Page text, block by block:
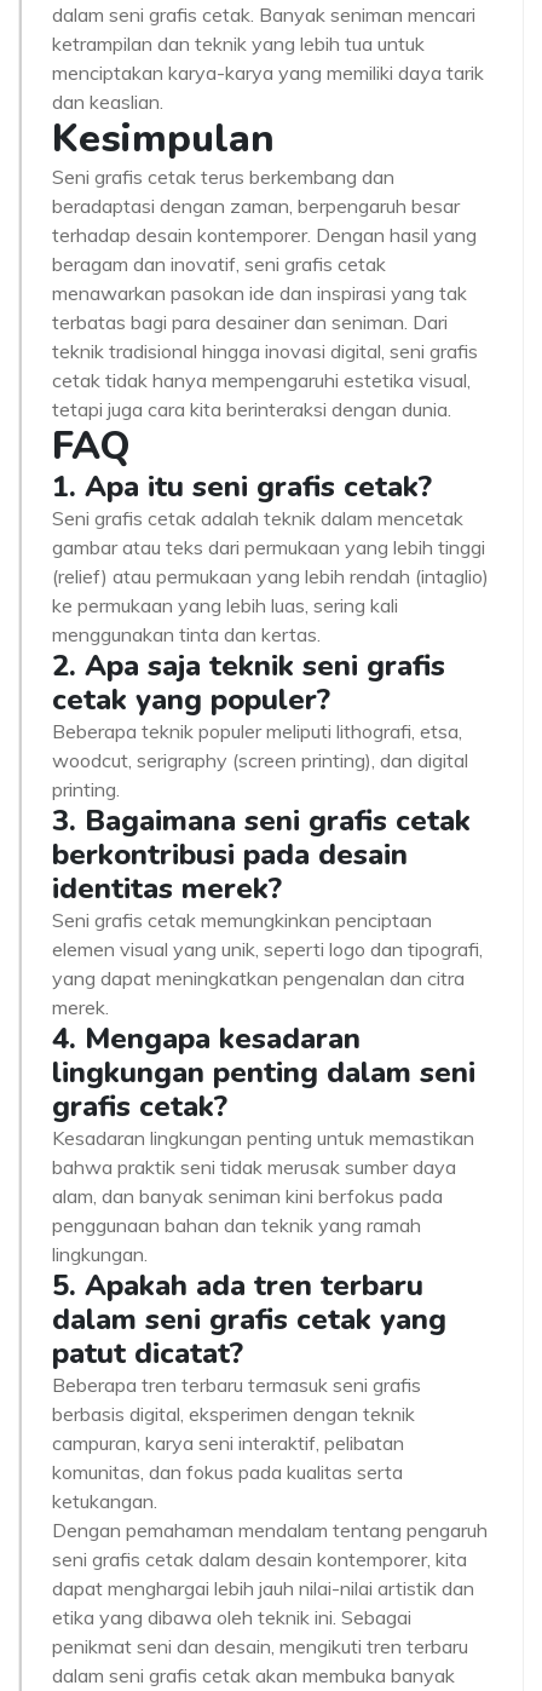
dalam seni grafis cetak. Banyak seniman mencari
ketrampilan dan teknik yang lebih tua untuk
menciptakan karya-karya yang memiliki daya tarik
dan keaslian.
Kesimpulan
Seni grafis cetak terus berkembang dan
beradaptasi dengan zaman, berpengaruh besar
terhadap desain kontemporer. Dengan hasil yang
beragam dan inovatif, seni grafis cetak
menawarkan pasokan ide dan inspirasi yang tak
terbatas bagi para desainer dan seniman. Dari
teknik tradisional hingga inovasi digital, seni grafis
cetak tidak hanya mempengaruhi estetika visual,
tetapi juga cara kita berinteraksi dengan dunia.
FAQ
1. Apa itu seni grafis cetak?
Seni grafis cetak adalah teknik dalam mencetak
gambar atau teks dari permukaan yang lebih tinggi
(relief) atau permukaan yang lebih rendah (intaglio)
ke permukaan yang lebih luas, sering kali
menggunakan tinta dan kertas.
2. Apa saja teknik seni grafis
cetak yang populer?
Beberapa teknik populer meliputi lithografi, etsa,
woodcut, serigraphy (screen printing), dan digital
printing.
3. Bagaimana seni grafis cetak
berkontribusi pada desain
identitas merek?
Seni grafis cetak memungkinkan penciptaan
elemen visual yang unik, seperti logo dan tipografi,
yang dapat meningkatkan pengenalan dan citra
merek.
4. Mengapa kesadaran
lingkungan penting dalam seni
grafis cetak?
Kesadaran lingkungan penting untuk memastikan
bahwa praktik seni tidak merusak sumber daya
alam, dan banyak seniman kini berfokus pada
penggunaan bahan dan teknik yang ramah
lingkungan.
5. Apakah ada tren terbaru
dalam seni grafis cetak yang
patut dicatat?
Beberapa tren terbaru termasuk seni grafis
berbasis digital, eksperimen dengan teknik
campuran, karya seni interaktif, pelibatan
komunitas, dan fokus pada kualitas serta
ketukangan.
Dengan pemahaman mendalam tentang pengaruh
seni grafis cetak dalam desain kontemporer, kita
dapat menghargai lebih jauh nilai-nilai artistik dan
etika yang dibawa oleh teknik ini. Sebagai
penikmat seni dan desain, mengikuti tren terbaru
dalam seni grafis cetak akan membuka banyak